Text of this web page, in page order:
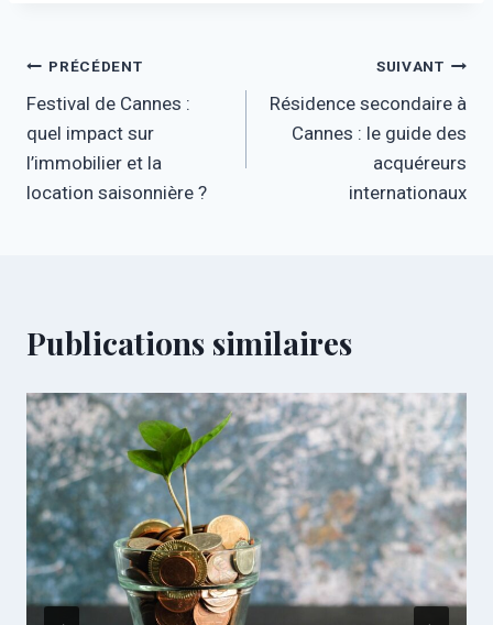
Navigation
de
l’article
PRÉCÉDENT
Festival de Cannes :
quel impact sur
l’immobilier et la
location saisonnière ?
SUIVANT
Résidence secondaire à
Cannes : le guide des
acquéreurs
internationaux
Publications similaires